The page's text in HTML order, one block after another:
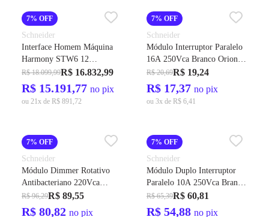
7% OFF
Schneider
Interface Homem Máquina
Harmony STW6 12
Polegadas HMISTW6600 -
Schneider
R$ 18.099,99R$ 16.832,99
R$ 15.191,77 no pix
ou 21x de R$ 891,72
7% OFF
Schneider
Módulo Interruptor Paralelo
16A 250Vca Branco Orion
Cód. S70116304 – Schneider
R$ 20,69R$ 19,24
R$ 17,37 no pix
ou 3x de R$ 6,41
7% OFF
Schneider
Módulo Dimmer Rotativo
Antibacteriano 220Vca
Branco Orion Cód.
S70720024 – Schneider
R$ 96,29R$ 89,55
R$ 80,82 no pix
7% OFF
Schneider
Módulo Duplo Interruptor
Paralelo 10A 250Vca Branco
Orion Cód. S70100304 –
Schneider
R$ 65,39R$ 60,81
R$ 54,88 no pix